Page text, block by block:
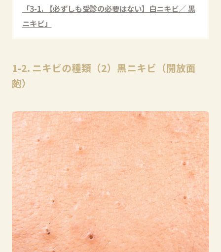
「3-1. 【必ずしも受診の必要はない】白ニキビ／ 黒
ニキビ」
1-2. ニキビの種類（2）黒ニキビ（開放面
皰）